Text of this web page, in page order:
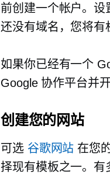
前创建一个帐户。
还没有域名，您将有
如果你已经有一个
Google 协作平台并
创建您的网站
可选 谷歌网站 在您
择现有模板之一。有